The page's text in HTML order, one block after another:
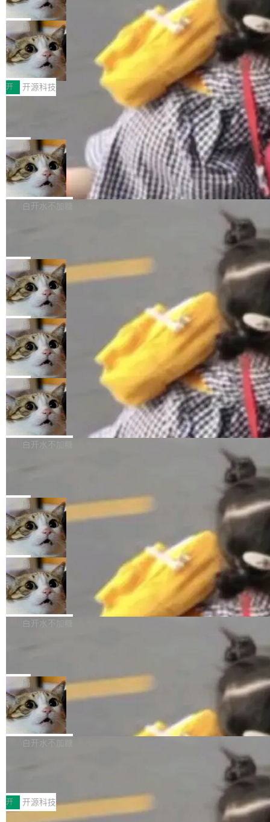
（<a href="https://bugzilla.mozilla.org/show_
bug.cgi?id=204...
orkers 跑了十年 Isolate。用 CEO Matthew Pri
nce 的话说：「我们一生都在用 Isolate 运行代
码，而 AI Agent 不需要容器，它们需要的是 Iso
late。」 容器为什么不合适 容器的问题在于启动
和销毁都太重了。一个 Agent 要执行的任务可能
只需要几毫秒的 CPU 时间，但容器从冷启动到
就绪要花数秒。如果未来有十...
诉讼，称“Apple is getting this wron
g”
上个月，苹果一纸诉状把 OpenAI 告上法庭，指
控其挖角苹果前员工并窃取商业秘密。苹果的诉
状把 OpenAI 描述成一个系统性地从前东家挖
人、套取机密信息的对手。 OpenAI 没发律师
函，也没选择庭外沉默。它在官网贴了一篇博
文，标题只有六个字：Apple is getting this wro
ng。 然后，它把邮件往来和 iMessage 聊天记
录全贴了出来。 他发错人了 苹果外部律师 Gabr
iel Gross 来自 Weil 律所，2 月 23 日下午 5:53
给 OpenAI 总法律顾问 Che Chang 发了封邮
件，附了一封长信，要求 OpenAI 配合调查前苹
果员工带走机密信...
局
HUAWEI MatePad Edge上架WorkBu
ddy鸿蒙PC版，说话就能干活的AI办公
搭子
全能AI工作台WorkBuddy鸿蒙PC版上架HUAWE
I MatePad Edge应用市场，直接下载即可使
用，与鸿蒙电脑上的体验一致。值得一提的是，
这是目前市面上唯一支持平板接入WorkBuddy P
C版的产品，搭载“人机双写”重磅功能——你写
你的，AI写AI的，同屏协作互不干扰。一句话让
AI帮你干活，现在开启全新体验！ 温馨提示：
体验WorkBuddy鸿蒙PC版前，请将 HUAWEI M
atePad Edge 升级至 HarmonyOS 6.1.0.135S
P9 patch03及以上版本。 *升级路径：设置 > 搜
开 开源科技
FFmpeg 9.0 发布：代号“Lei”，以此纪
全球知名开源多媒体框架 FFmpeg 今天正式发
布了 9.0 版本。这个版本除了带来新一代音视频
处理能力和硬件加速支持之外，还有一个特殊之
处：FFmpeg 9.0 的代号是“Lei”。 这个名字，
来自中国开发者雷霄骅（Lei Xiaohua）。 对于
很多中国音视频开发者而言，这个名字并不陌
“启蒙老师”。 而今年，恰好是雷霄骅离世十周
年。FFmpeg 社区最终选择用一个大版本的名
字，留下了这份纪念。 雷霄骅曾是中国传媒大学
数字电视技术方向的博士生，长期从事视频、音
频技...
局
亚马逊成本失控：AI 写代码烧掉 1215
万元，超预算 860%
外媒近日曝光了亚马逊的多份内部报告显示，AI
导致公司在多个项目上超支。《金融时报》报道
编写程序，目标是完成电商平台作者信息与商品
列表的数据匹配 —— 一项常规的数据处理任
务，最终却产生了 180 万美元的账单，实际支出
超出原定预算 860%。 更令人意外的是，该项目
最终并未成功落地，而高额算力消耗持续运行长
达 5 个月，公司直到财务对账时才察觉异常。这
意味着一个无人看管的 AI 程序，在近半年时间
里日夜不停地"烧钱"。 复盘显示，...
白开水不加糖
e CEO Clément Delangue 在 CNBC 的采访里
没有拐弯抹角。他说中国正在赢得 AI 竞赛，而
且按目前的速度，中国 AI 工具预计在今年底或
2027 年就能追上美国前沿实验室的水平。 Dela
ngue 把原因归结为一件事：开放协作。中国的
AI 开发者在一个共享和协作的生态里加速迭代，
而美国模型厂商在"闭门造车"。他的原话是 "buil
ding in silos"——各自为战，互不通气。 这个判
断从他嘴里说出来分量不同。Hugging Face 是
全球最大的开源 AI 平台，上面跑着上百万个模
型。谁在开源赛道上领先，...
局
当 AI agent 把源码变成了最好的扩展系
统，开发者工具必须开源
五年前，David Crawshaw 问过很多软件工程师
一个问题：你写过什么给自己用的程序？答案几
乎都是没有。工程师们整天用别人写的程序写程
序给别人用。偶尔有人自己写个博客系统、智能
家居控制、家庭实验室，都算稀奇事。 Crawsh
aw 是 Shelley 的作者，一个开源 AI coding age
nt。他最近在博客上写了一篇文章，核心论点很
简单：开发者工具必须开源。 理由不是传统的自
由软件情怀，而是一个跟 AI agent 直接相关的
技术判断。 两行 prompt 就能个性化任何软件 C
局
DeepSeek Harness 宣布内测邀请，全
网最大规模开源 Agent 路演现场诞生
一条内测招募帖，发出去的时候大概没人想到它
会变成一场开源 Agent 生态的路演。 8月1日，
DeepSeek Harness 团队负责人崔添翼（tiany
i）在 X 上发帖： 「如果你是 Agent Harness 相
关开源项目的开发者，希望参加 DeepSeek Har
ness 的内测，可以回复或私信联系我。请附上
Harness 负责把能力落到真实环境中——调用工
具、读写文件、管理上下文、处理错误、完成闭
环。崔添翼招人的标...
局
商汤 SenseNova U1.5-Lite-Preview
开源
商汤科技宣布面向社区开源轻量级统一多模态模
型的预览版本 SenseNova U1.5-Lite-Preview。
理解、推理、生成与编辑，还仅以 8B-MoT 的轻
量大小，将能力推进到4K、更精细的真实质感、
更复杂的视觉控制和可持续迭代编辑。 相比 U
1，U1.5-Lite-Preview 在以下方向上带来了显著
提升： 原生支持4K图像生成； 更精细的局部纹
理、细节与真实世界质感； 更准确的中英文文字
生成与复杂版式组织； 更稳定的图...
白开水不加糖
nap。这次是 hwctl——一个用来检查 Ubuntu
硬件认证状态的命令行工具。 Canonical 工程师
Alan Griffiths 在邮件列表中说得很直白：「hwc
tl 是一个 Ubuntu 专有的包，它和它的依赖项都
是 Ubuntu 专有的，不会用在其他发行版上。」
所以 deb 版本的受众实际上为零。既然只有 Ub
untu 用户在用，那用 snap 打包就没什么可纠结
的。 从 deb 到 snap 的迁移路径 hwctl 是 rust-
hwlib 硬件 API 库的一部分，命令行工具负责查
局
Dario Amodei 担心新人来 Anthropic
只为金钱，不为使命
顶级 AI 研究员在两家公司之间来回跳，中间只
隔了几天。 Lilian Weng 上周刚宣布因健康原因
离开 Thinking Machines Lab，说自己作为联合
创始人的角色「太累了」。几天后，The Inform
ation 就曝出她将重回 OpenAI，负责递归自我
改进方向的研究。她是 Thinking Machines 过
一在人才争夺战中失血的公司。六月，Google
连失两员大将：Noam Shazeer 去了 Op...
局
FFmpeg 9.0 发布
FFmpeg 9.0 现已发布，包含多项改进。官方更
新日志列出的 9.0 版本主要更新内容如下： 扩
er HE-AAC 960 解码 (DAB+) transpose_cuda
filter 添加 AMF Frame Rate Converter (vf_frc
_amf) filter SMPTE 2094-50 元数据支持和直
通 ProRes RAW VideoToolbox 硬件加速器 AP
V ...
白开水不加糖
Code 在 X 上发帖：「DeepSeek Flash did 8T
tokens on August 1st. 5T of free usage + 3T
on OpenCode Go.」79.8 万次浏览，连带着 #
DeepSeek一天消耗了8万亿# 上了微博热搜——
注意这是 OpenCode 一家的消耗。 OpenCode
不完。」5T 来自免费额度，3T 来自 Go...
局
NetBSD 11.0 正式发布
NetBSD 11.0 现已正式发布，这是 NetBSD 操
作系统的第十八个主要版本。 自 NetBSD 10.1
ve JH71XX 的设备，例如 VisionFive 2、PINE
64 STAR64，以及 QEMU。 增强了对 POSIX.1
白开水不加糖
案
享会在上海举办。鸿蒙生态的全场景智慧营销平
台鲸鸿动能协同华为游戏中心，面向游戏行业开
开 开源科技